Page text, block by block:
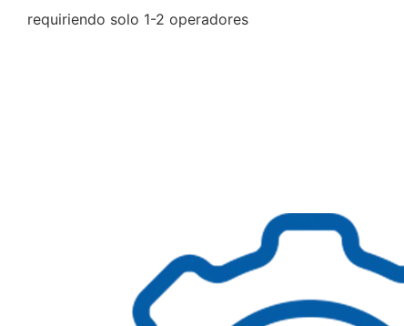
requiriendo solo 1-2 operadores